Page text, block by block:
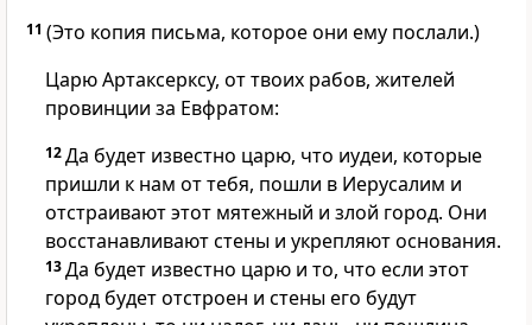
11 (Это копия письма, которое они ему послали.)
Царю Артаксерксу, от твоих рабов, жителей
провинции за Евфратом:
12Да будет известно царю, что иудеи, которые
пришли к нам от тебя, пошли в Иерусалим и
отстраивают этот мятежный и злой город. Они
восстанавливают стены и укрепляют основания.
13Да будет известно царю и то, что если этот
город будет отстроен и стены его будут